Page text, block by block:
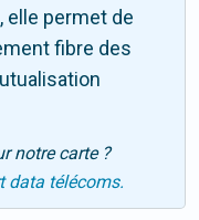
elle permet de
fibre des
notre carte ?
data télécoms.